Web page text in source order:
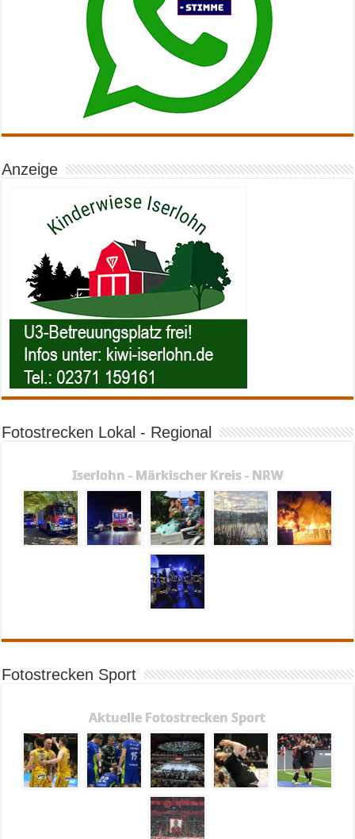
Anzeige
Fotostrecken Lokal - Regional
Iserlohn - Märkischer Kreis - NRW
Fotostrecken Sport
Aktuelle Fotostrecken Sport